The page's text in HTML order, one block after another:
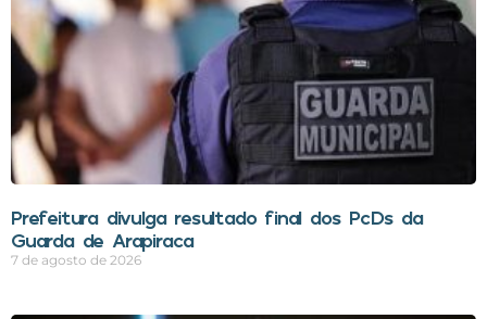
Prefeitura divulga resultado final dos PcDs da
Guarda de Arapiraca
7 de agosto de 2026